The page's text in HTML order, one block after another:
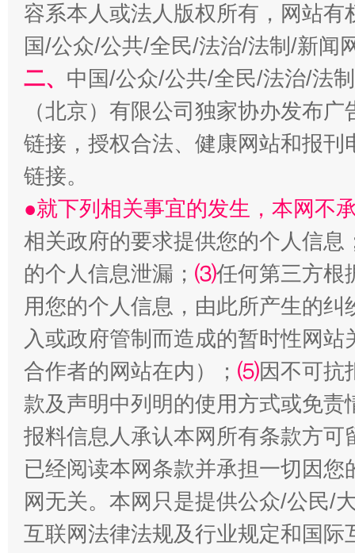
揭批美国五大"原罪" "炒
容系本人或法人版权所有，网站
国/公众/公共/全民/法治/法制/新闻
二、 中国/公众/公共/全民/法治/法
（北京）有限公司独家协办发布
链接，授权合法、健康网站和报
链接。
●就下列相关事宜的发生，本网不
相关政府的要求提供您的个人信息
的个人信息泄漏； ⑶任何第三方根
用您的个人信息，由此所产生的纠
入或政府管制而造成的暂时性网
合作者的网站在内）； ⑸因不可抗
款及声明中列明的使用方式或免责
报料信息人承认本网所有条款方
已经阅读本网条款并承担一切因
网无关。本网只是提供公众/公民/
互联网法律法规及行业规定和国